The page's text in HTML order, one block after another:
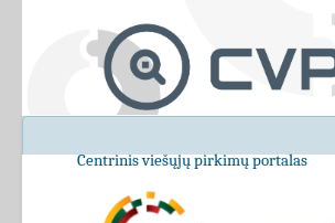
Centrinis viešųjų pirkimų portalas